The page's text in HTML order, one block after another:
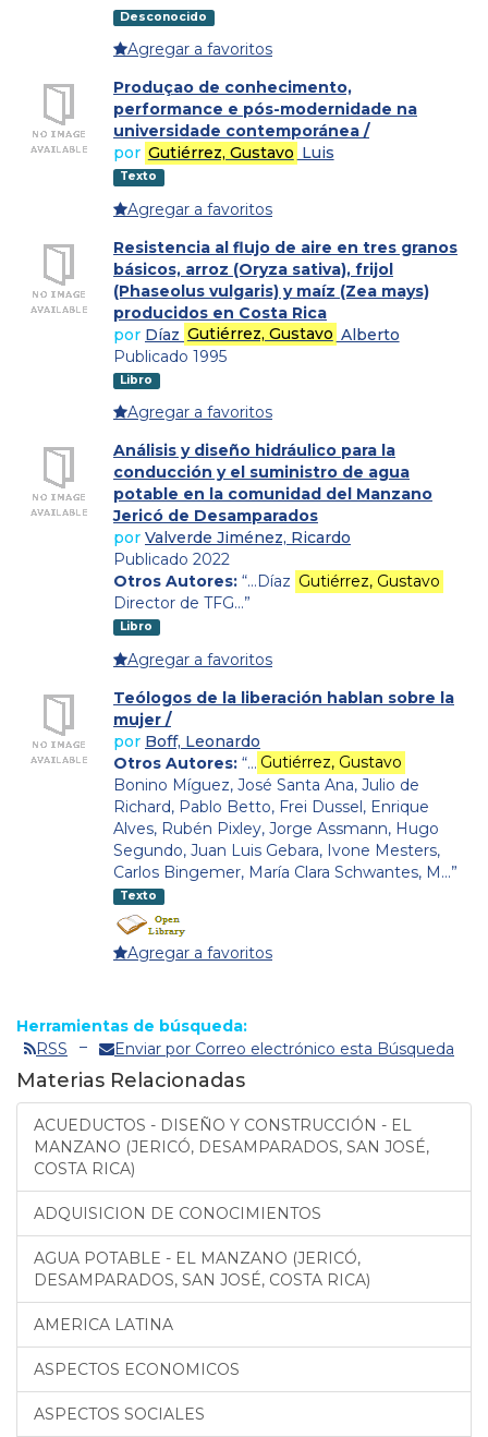
Desconocido
Agregar a favoritos
Produçao de conhecimento,
performance e pós-modernidade na
universidade contemporánea /
por Gutiérrez, Gustavo Luis
Texto
Agregar a favoritos
Resistencia al flujo de aire en tres granos
básicos, arroz (Oryza sativa), frijol
(Phaseolus vulgaris) y maíz (Zea mays)
producidos en Costa Rica
por Díaz Gutiérrez, Gustavo Alberto
Publicado 1995
Libro
Agregar a favoritos
Análisis y diseño hidráulico para la
conducción y el suministro de agua
potable en la comunidad del Manzano
Jericó de Desamparados
por Valverde Jiménez, Ricardo
Publicado 2022
Otros Autores: “…Díaz Gutiérrez, Gustavo
Director de TFG…”
Libro
Agregar a favoritos
Teólogos de la liberación hablan sobre la
mujer /
por Boff, Leonardo
Otros Autores: “… Gutiérrez, Gustavo
Bonino Míguez, José Santa Ana, Julio de
Richard, Pablo Betto, Frei Dussel, Enrique
Alves, Rubén Pixley, Jorge Assmann, Hugo
Segundo, Juan Luis Gebara, Ivone Mesters,
Carlos Bingemer, María Clara Schwantes, M…”
Texto
Agregar a favoritos
Herramientas de búsqueda:
RSS
Enviar por Correo electrónico esta Búsqueda
Materias Relacionadas
ACUEDUCTOS - DISEÑO Y CONSTRUCCIÓN - EL
MANZANO (JERICÓ, DESAMPARADOS, SAN JOSÉ,
COSTA RICA)
ADQUISICION DE CONOCIMIENTOS
AGUA POTABLE - EL MANZANO (JERICÓ,
DESAMPARADOS, SAN JOSÉ, COSTA RICA)
AMERICA LATINA
ASPECTOS ECONOMICOS
ASPECTOS SOCIALES